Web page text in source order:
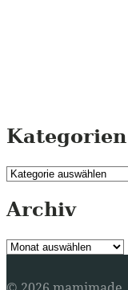
Kategorien
Kategorien
Archiv
Archiv